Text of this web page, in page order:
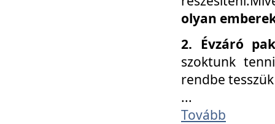
olyan
2. Évzáró
szoktunk
rendbe
...
Tovább